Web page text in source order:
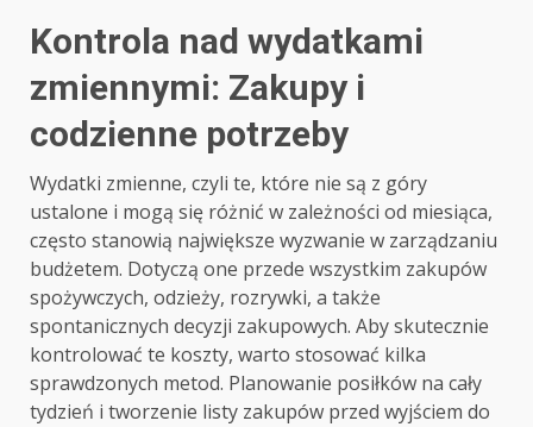
Kontrola nad wydatkami
zmiennymi: Zakupy i
codzienne potrzeby
Wydatki zmienne, czyli te, które nie są z góry
ustalone i mogą się różnić w zależności od miesiąca,
często stanowią największe wyzwanie w zarządzaniu
budżetem. Dotyczą one przede wszystkim zakupów
spożywczych, odzieży, rozrywki, a także
spontanicznych decyzji zakupowych. Aby skutecznie
kontrolować te koszty, warto stosować kilka
sprawdzonych metod. Planowanie posiłków na cały
tydzień i tworzenie listy zakupów przed wyjściem do